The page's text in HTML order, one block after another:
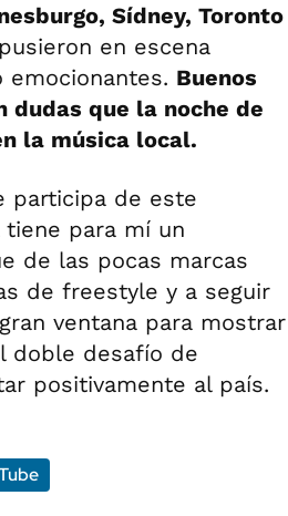
Sídney, Toronto
en escena
emocionantes. Buenos
dudas que la noche de
la música local.
participa de este
tiene para mí un
de las pocas marcas
de freestyle y a seguir
ventana para mostrar
doble desafío de
positivamente al país.